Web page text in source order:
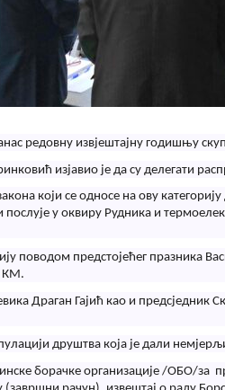
редовну извјештајну годишњу
изјавио је да су делегати
који се односе на ову
у оквиру Рудника и
поводом предстојећег празника
КМ.
Драган Гајић као и
друштва која је дали
борачке организације /ОБО/за